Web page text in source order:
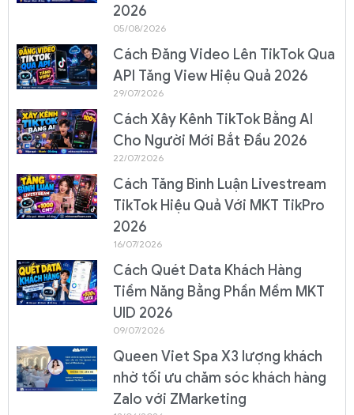
2026
05/08/2026
Cách Đăng Video Lên TikTok Qua
API Tăng View Hiệu Quả 2026
29/07/2026
Cách Xây Kênh TikTok Bằng AI
Cho Người Mới Bắt Đầu 2026
22/07/2026
Cách Tăng Bình Luận Livestream
TikTok Hiệu Quả Với MKT TikPro
2026
16/07/2026
Cách Quét Data Khách Hàng
Tiềm Năng Bằng Phần Mềm MKT
UID 2026
09/07/2026
Queen Viet Spa X3 lượng khách
nhờ tối ưu chăm sóc khách hàng
Zalo với ZMarketing